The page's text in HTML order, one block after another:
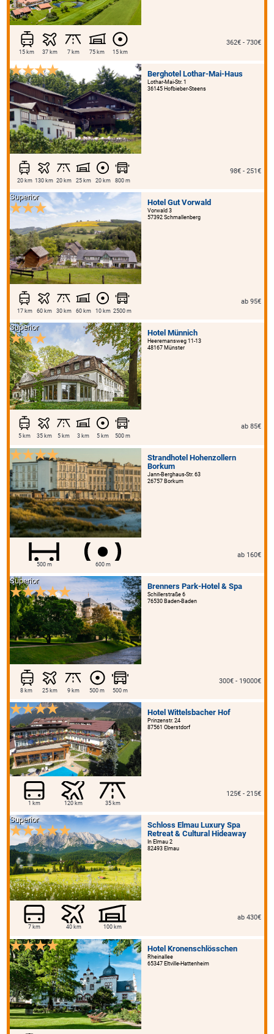
15 km 37 km 7 km 75 km 15 km
362€ - 730€
Berghotel Lothar-Mai-Haus
Lothar-Mai-Str. 1
36145 Hofbieber-Steens
20 km 130 km 20 km 25 km 20 km 800 m
98€ - 251€
Hotel Gut Vorwald
Vorwald 3
57392 Schmallenberg
Superior
17 km 60 km 30 km 60 km 10 km 2500 m
ab 95€
Hotel Münnich
Heeremansweg 11-13
48167 Münster
Superior
5 km 35 km 5 km 3 km 5 km 500 m
ab 85€
Strandhotel Hohenzollern
Borkum
Jann-Berghaus-Str. 63
26757 Borkum
500 m 600 m
ab 160€
Brenners Park-Hotel & Spa
Schillerstraße 6
76530 Baden-Baden
Superior
8 km 25 km 9 km 500 m 500 m
300€ - 19000€
Hotel Wittelsbacher Hof
Prinzenstr. 24
87561 Oberstdorf
1 km 120 km 35 km
125€ - 215€
Schloss Elmau Luxury Spa
Retreat & Cultural Hideaway
In Elmau 2
82493 Elmau
Superior
7 km 40 km 100 km
ab 430€
Hotel Kronenschlösschen
Rheinallee
65347 Eltville-Hattenheim